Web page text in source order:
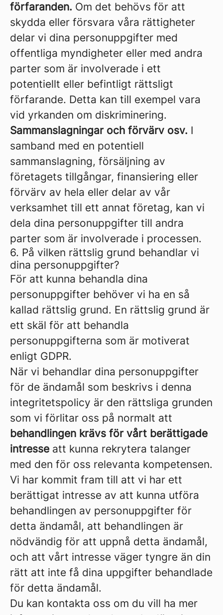
förfaranden. Om det behövs för att
skydda eller försvara våra rättigheter
delar vi dina personuppgifter med
offentliga myndigheter eller med andra
parter som är involverade i ett
potentiellt eller befintligt rättsligt
förfarande. Detta kan till exempel vara
vid yrkanden om diskriminering.
Sammanslagningar och förvärv osv. I
samband med en potentiell
sammanslagning, försäljning av
företagets tillgångar, finansiering eller
förvärv av hela eller delar av vår
verksamhet till ett annat företag, kan vi
dela dina personuppgifter till andra
parter som är involverade i processen.
6. På vilken rättslig grund behandlar vi
dina personuppgifter?
För att kunna behandla dina
personuppgifter behöver vi ha en så
kallad rättslig grund. En rättslig grund är
ett skäl för att behandla
personuppgifterna som är motiverat
enligt GDPR.
När vi behandlar dina personuppgifter
för de ändamål som beskrivs i denna
integritetspolicy är den rättsliga grunden
som vi förlitar oss på normalt att
behandlingen krävs för vårt berättigade
intresse att kunna rekrytera talanger
med den för oss relevanta kompetensen.
Vi har kommit fram till att vi har ett
berättigat intresse av att kunna utföra
behandlingen av personuppgifter för
detta ändamål, att behandlingen är
nödvändig för att uppnå detta ändamål,
och att vårt intresse väger tyngre än din
rätt att inte få dina uppgifter behandlade
för detta ändamål.
Du kan kontakta oss om du vill ha mer